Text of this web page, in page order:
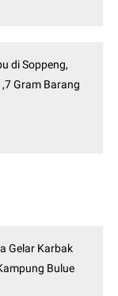
di Soppeng,
Gram Barang
Gelar Karbak
Bulue